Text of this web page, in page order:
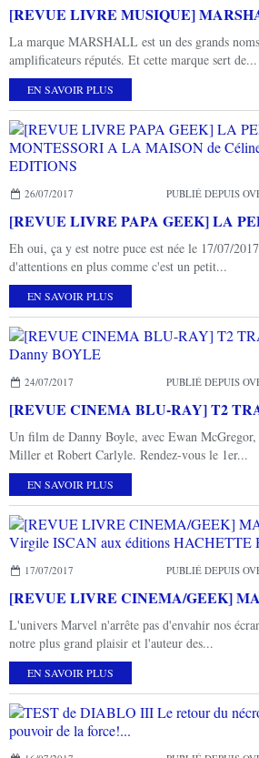
La marque MARSHALL est un des grands
amplificateurs réputés. Et cette marque sert de...
EN SAVOIR PLUS
26/07/2017 PUBLIÉ DEPUIS
Eh oui, ça y est notre puce est née le 17/07/
d'attentions en plus comme c'est un petit...
EN SAVOIR PLUS
24/07/2017 PUBLIÉ DEPUIS
Un film de Danny Boyle, avec Ewan
Miller et Robert Carlyle. Rendez-vous le 1er...
EN SAVOIR PLUS
17/07/2017 PUBLIÉ DEPUIS
L'univers Marvel n'arrête pas d'envahir nos
notre plus grand plaisir et l'auteur des...
EN SAVOIR PLUS